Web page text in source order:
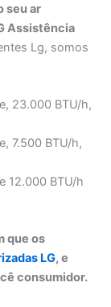
seu ar
Assistência
Lg, somos
23.000 BTU/h,
7.500 BTU/h,
12.000 BTU/h
que os
LG, e
consumidor.